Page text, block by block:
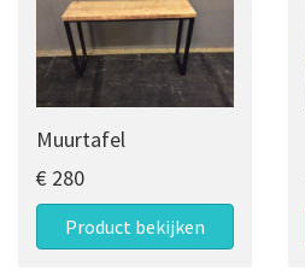
Muurtafel
€ 280
Product bekijken